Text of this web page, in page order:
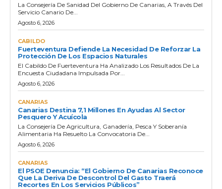
La Consejería De Sanidad Del Gobierno De Canarias, A Través Del
Servicio Canario De...
Agosto 6, 2026
CABILDO
Fuerteventura Defiende La Necesidad De Reforzar La
Protección De Los Espacios Naturales
El Cabildo De Fuerteventura Ha Analizado Los Resultados De La
Encuesta Ciudadana Impulsada Por...
Agosto 6, 2026
CANARIAS
Canarias Destina 7,1 Millones En Ayudas Al Sector
Pesquero Y Acuícola
La Consejería De Agricultura, Ganadería, Pesca Y Soberanía
Alimentaria Ha Resuelto La Convocatoria De...
Agosto 6, 2026
CANARIAS
El PSOE Denuncia: “El Gobierno De Canarias Reconoce
Que La Deriva De Descontrol Del Gasto Traerá
Recortes En Los Servicios Públicos”